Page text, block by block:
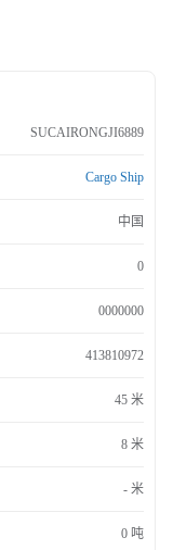
SUCAIRONGJI6889
Cargo Ship
中国
0
0000000
413810972
45 米
8 米
- 米
0 吨